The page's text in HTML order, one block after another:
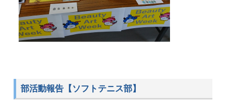
部活動報告【ソフトテニス部】